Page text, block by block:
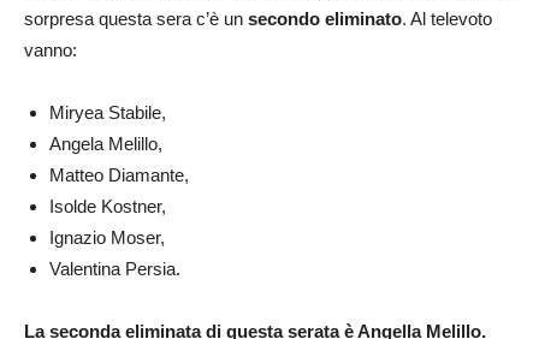
sorpresa questa sera c’è un secondo eliminato. Al televoto
vanno:
Miryea Stabile,
Angela Melillo,
Matteo Diamante,
Isolde Kostner,
Ignazio Moser,
Valentina Persia.
La seconda eliminata di questa serata è Angella Melillo.